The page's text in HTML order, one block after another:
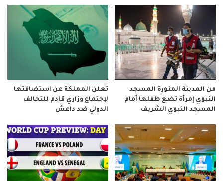
من المدينة المنورة المسجد
النبوي إمرأة تضع طفلها أمام
المسجد النبوي الشريف
تعلن المملكة عن استضافتها
لإجتماع وزاري قادم للتحالف
الدولي ضد داعش